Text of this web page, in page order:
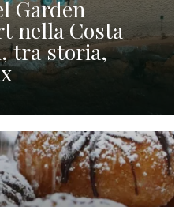
Garden
nella Costa
tra storia,